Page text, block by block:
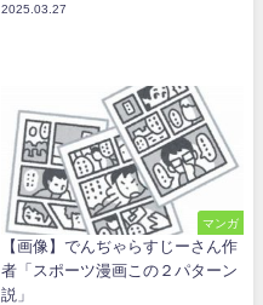
2025.03.27
マンガ
【画像】でんぢゃらすじーさん作
者「スポーツ漫画この２パターン
説」